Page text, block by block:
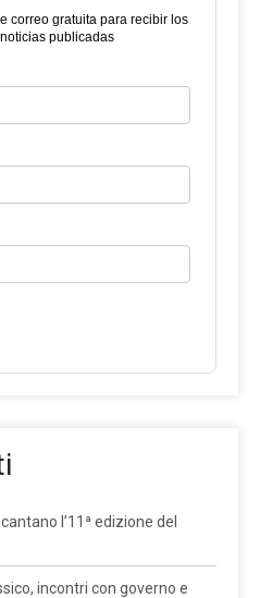
correo gratuita para recibir los
publicadas
l’11ª edizione del
incontri con governo e